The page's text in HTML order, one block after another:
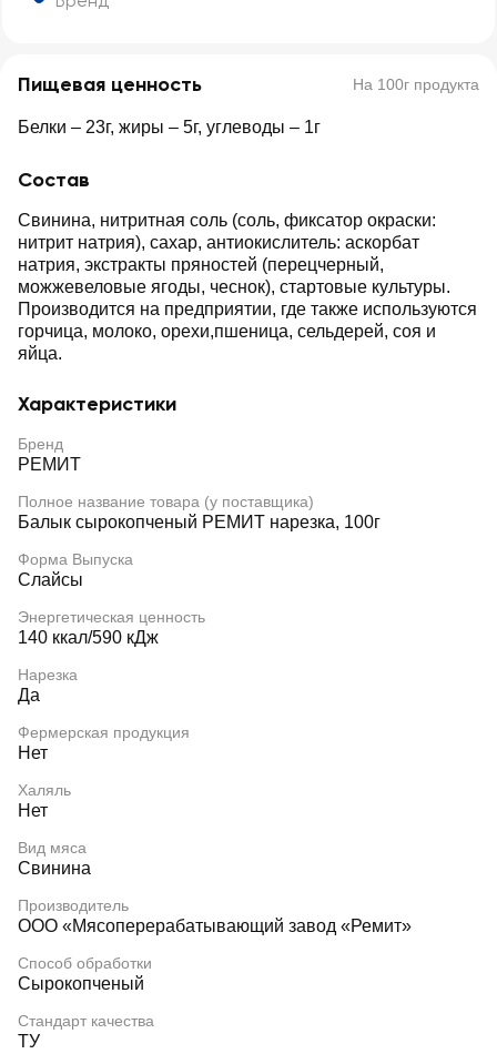
Пищевая ценность На 100г продукта
Белки – 23г, жиры – 5г, углеводы – 1г
Состав
Свинина, нитритная соль (соль, фиксатор окраски:
нитрит натрия), сахар, антиокислитель: аскорбат
натрия, экстракты пряностей (перецчерный,
можжевеловые ягоды, чеснок), стартовые культуры.
Производится на предприятии, где также используются
горчица, молоко, орехи,пшеница, сельдерей, соя и
яйца.
Характеристики
Бренд
РЕМИТ
Полное название товара (у поставщика)
Балык сырокопченый РЕМИТ нарезка, 100г
Форма Выпуска
Слайсы
Энергетическая ценность
140 ккал/590 кДж
Нарезка
Да
Фермерская продукция
Нет
Халяль
Нет
Вид мяса
Свинина
Производитель
ООО «Мясоперерабатывающий завод «Ремит»
Способ обработки
Сырокопченый
Стандарт качества
ТУ